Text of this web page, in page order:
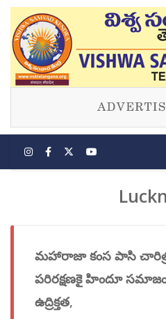
మహారాజా కంస పాసి
పరిరక్షణకై హిందూ
ఉద్రిక్తత,